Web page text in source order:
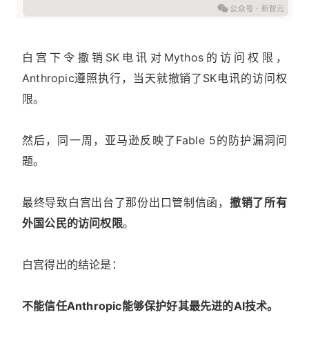
白宫下令撤销SK电讯对Mythos的访问权限，
Anthropic遵照执行，当天就撤销了SK电讯的访问权
限。
然后，同一周，亚马逊反映了Fable 5的防护漏洞问
题。
最终导致白宫出台了那份出口管制信函， 撤销了所有
外国公民的访问权限。
白宫得出的结论是：
不能信任Anthropic能够保护好其最先进的AI技术。